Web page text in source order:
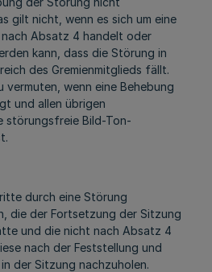
gilt nicht, wenn es sich um eine
Absatz 4 handelt oder
kann, dass die Störung in
des Gremienmitglieds fällt.
vermuten, wenn eine Behebung
und allen übrigen
störungsfreie Bild-Ton-
durch eine Störung
die der Fortsetzung der Sitzung
und die nicht nach Absatz 4
nach der Feststellung und
der Sitzung nachzuholen.